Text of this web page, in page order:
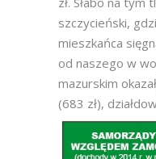
szczycieński,
mieszkańca
od naszego w
mazurskim
(683 zł),